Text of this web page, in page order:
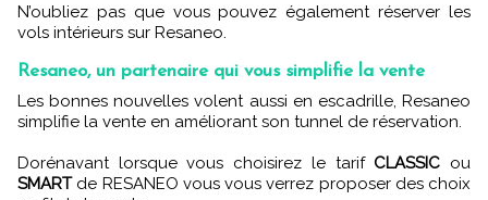
N’oubliez pas que vous pouvez également réserver les
vols intérieurs sur Resaneo.
Resaneo, un partenaire qui vous simplifie la vente
Les bonnes nouvelles volent aussi en escadrille, Resaneo
simplifie la vente en améliorant son tunnel de réservation.
Dorénavant lorsque vous choisirez le tarif CLASSIC ou
SMARTde RESANEO vous vous verrez proposer des choix